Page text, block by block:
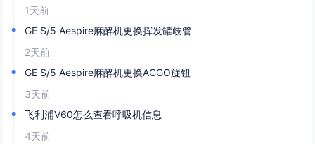
1天前
GE S/5 Aespire麻醉机更换挥发罐歧管
2天前
GE S/5 Aespire麻醉机更换ACGO旋钮
3天前
飞利浦V60怎么查看呼吸机信息
4天前